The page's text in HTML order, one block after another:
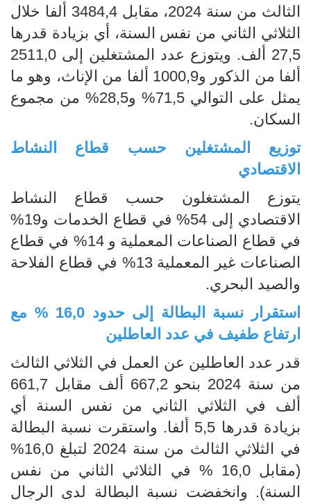
الثالث من سنة 2024، مقابل 3484,4 ألفا خلال
الثلاثي الثاني من نفس السنة، أي بزيادة قدرها
27,5 ألف. ويتوزع عدد المشتغلين إلى 2511,0
ألفا من الذكور و1000,9 ألفا من الإناث، وهو ما
يمثل على التوالي 71,5% و28,5% من مجموع
السكان.
توزيع المشتغلين حسب قطاع النشاط
الاقتصادي
يتوزع المشتغلون حسب قطاع النشاط
الاقتصادي إلى 54% في قطاع الخدمات و19%
في قطاع الصناعات المعملية و 14% في قطاع
الصناعات غير المعملية 13% في قطاع الفلاحة
والصيد البحري.
استقرار نسبة البطالة إلى حدود 16,0 % مع
ارتفاع طفيف في عدد العاطلين
قدر عدد العاطلين عن العمل في الثلاثي الثالث
من سنة 2024 بنحو 667,2 ألف مقابل 661,7
ألف في الثلاثي الثاني من نفس السنة أي
بزيادة قدرها 5,5 ألفا. واستقرت نسبة البطالة
في الثلاثي الثالث من سنة 2024 لتبلغ 16,0%
(مقابل 16,0 % في الثلاثي الثاني من نفس
السنة). وانخفضت نسبة البطالة لدى الرجال